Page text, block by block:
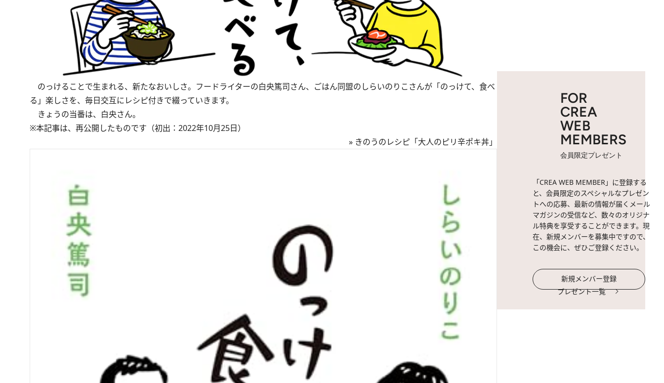
のっけることで生まれる、新たなおいしさ。フードライターの白央篤司さん、ごはん同盟のしらいのりこさんが「のっけて、食べ
る」楽しさを、毎日交互にレシピ付きで綴っていきます。
きょうの当番は、白央さん。
※本記事は、再公開したものです（初出：2022年10月25日）
» きのうのレシピ「大人のピリ辛ポキ丼」
FOR
CREA
WEB
MEMBERS
会員限定プレゼント
「CREA WEB MEMBER」に登録する
と、会員限定のスペシャルなプレゼン
トへの応募、最新の情報が届くメール
マガジンの受信など、数々のオリジナ
ル特典を享受することができます。現
在、新規メンバーを募集中ですので、
この機会に、ぜひご登録ください。
新規メンバー登録
プレゼント一覧